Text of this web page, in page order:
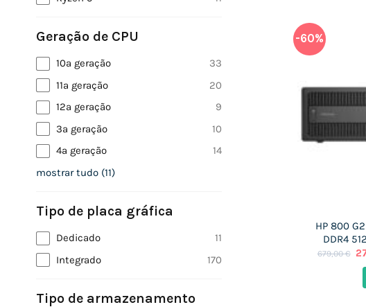
Geração de CPU
10ª geração
33
11ª geração
20
12ª geração
9
3ª geração
10
4ª geração
14
mostrar tudo (11)
Tipo de placa gráfica
Dedicado
11
Integrado
170
Tipo de armazenamento
-60%
HP 800
DDR4
679,00€ O